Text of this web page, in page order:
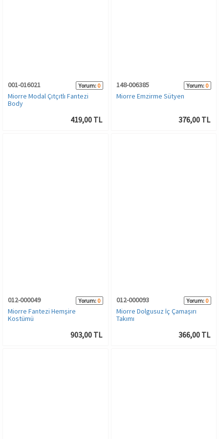
001-016021 Yorum: 0
Miorre Modal Çıtçıtlı Fantezi
Body
419,00 TL
148-006385 Yorum: 0
Miorre Emzirme Sütyen
376,00 TL
012-000049 Yorum: 0
Miorre Fantezi Hemşire
Kostümü
903,00 TL
012-000093 Yorum: 0
Miorre Dolgusuz İç Çamaşırı
Takımı
366,00 TL